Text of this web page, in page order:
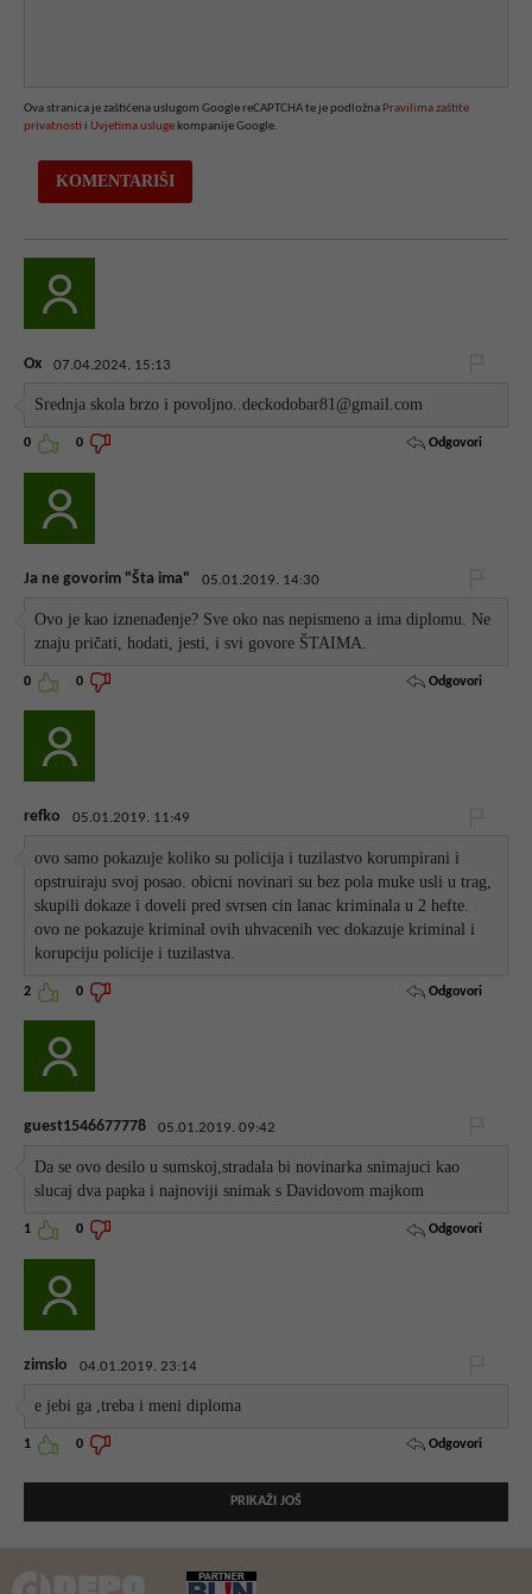
Ova stranica je zaštićena uslugom Google reCAPTCHA te je podložna Pravilima zaštite
privatnosti i Uvjetima usluge kompanije Google.
Ox 07.04.2024. 15:13
Srednja skola brzo i povoljno..deckodobar81@gmail.com
0 0 Odgovori
Ja ne govorim "Šta ima" 05.01.2019. 14:30
Ovo je kao iznenađenje? Sve oko nas nepismeno a ima diplomu. Ne
znaju pričati, hodati, jesti, i svi govore ŠTAIMA.
0 0 Odgovori
refko 05.01.2019. 11:49
ovo samo pokazuje koliko su policija i tuzilastvo korumpirani i
opstruiraju svoj posao. obicni novinari su bez pola muke usli u trag,
skupili dokaze i doveli pred svrsen cin lanac kriminala u 2 hefte.
ovo ne pokazuje kriminal ovih uhvacenih vec dokazuje kriminal i
korupciju policije i tuzilastva.
2 0 Odgovori
guest1546677778 05.01.2019. 09:42
Da se ovo desilo u sumskoj,stradala bi novinarka snimajuci kao
slucaj dva papka i najnoviji snimak s Davidovom majkom
1 0 Odgovori
zimslo 04.01.2019. 23:14
e jebi ga ,treba i meni diploma
1 0 Odgovori
PRIKAŽI JOŠ